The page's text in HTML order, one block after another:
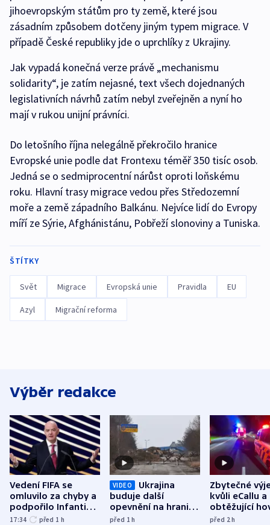
jihoevropským státům pro ty země, které jsou
zásadním způsobem dotčeny jiným typem migrace. V
případě České republiky jde o uprchlíky z Ukrajiny.
Jak vypadá konečná verze právě „mechanismu
solidarity“, je zatím nejasné, text všech dojednaných
legislativních návrhů zatím nebyl zveřejněn a nyní ho
mají v rukou unijní právníci.
Do letošního října nelegálně překročilo hranice
Evropské unie podle dat Frontexu téměř 350 tisíc osob.
Jedná se o sedmiprocentní nárůst oproti loňskému
roku. Hlavní trasy migrace vedou přes Středozemní
moře a země západního Balkánu. Nejvíce lidí do Evropy
míří ze Sýrie, Afghánistánu, Pobřeží slonoviny a Tuniska.
ŠTÍTKY
Svět Migrace Evropská unie Pravidla EU
Azyl Migrační reforma
Výběr redakce
Vedení FIFA se
omluvilo za chyby a
podpořilo Infantina.
UEFA trvá na
17:34 před 1 h
VIDEO
Ukrajina
buduje další
opevnění na hranici
s Běloruskem
před 1h
Zbytečné
kvůli eCallu a
obtěžující
zdržují
před 2h